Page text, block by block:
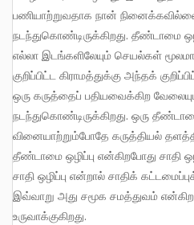
பணியாற்றுவதாக நான்
நடந்துகொண்டிருக்கிறது. தீண்டாமை
எல்லா இடங்களிலேயும் செயல்கள்
குறிப்பிட்ட கிராமத்துக்கு அந்தக்
ஒரு கருத்தைப் பதியவைக்கிற
நடந்துகொண்டிருக்கிறது. ஒரு
வினையாற்றும்போதே கருத்தியல்
தீண்டாமை ஒழிப்பு என்கிறபோது சாதி
சாதி ஒழிப்பு என்றால் சாதிக்
இவ்வாறு அது சமூக சமத்துவம்
உருவாக்குகிறது.